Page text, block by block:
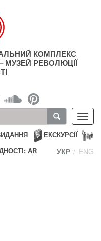
КОМПЛЕКС
МУЗЕЙ РЕВОЛЮЦІЇ
ЕКСКУРСІЇ
AR
УКР ENG